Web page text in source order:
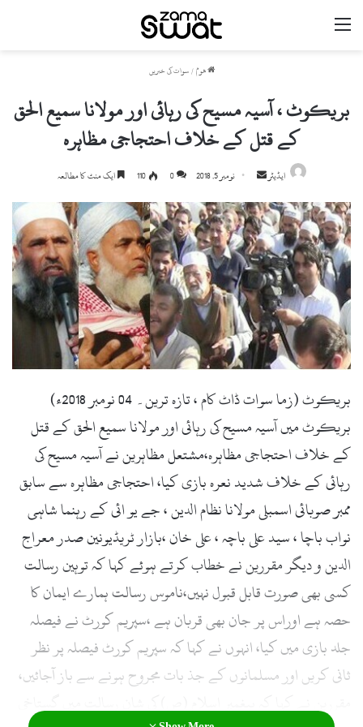
ھوم / سوات کی خبریں
بریکوٹ ، آسیہ مسیح کی رہائی اور مولانا سمیع الحق
کے قتل کے خلاف احتجاجی مظاہرہ
ایڈیٹر
n
d
a
n
e
m
a
i
l
نومبر 5, 2018 0
110 ایک منٹ کا مطالعہ
بریکوٹ (زما سوات ڈاٹ کام ، تازہ ترین۔ 04 نومبر 2018ء)
بریکوٹ میں آسیہ مسیح کی رہائی اور مولانا سمیع الحق کے قتل
کے خلاف احتجاجی مظاہرہ،مشتعل مظاہرین نے آسیہ مسیح کی
رہائی کے خلاف شدید نعرہ بازی کیا، احتجاجی مظاہرہ سے سابق
ممبر صوبائی اسمبلی مولانا نظام الدین ، جے یو ائی کے رہنما شاہی
نواب باچا ، سید علی باچہ ، علی خان ،بازار ٹریڈیونین صدر معراج
الدین و دیگر مقررین نے خطاب کرتے ہوئے کہا کہ توہین رسالت
کسی بھی صورت قابل قبول نہیں،ناموس رسالت ہمارے ایمان کا
حصہ ہے اوراس پر جان بھی قربان ہے ،سپریم کورٹ نے فیصلہ
جلد بازی میں کیا، انہوں نے کہا کہ سپریم کورٹ فیصلہ پر نظر
ثانی کریں اور مسلمانوں کے جذ بات مجروح ہونے سے باز آجائیں،